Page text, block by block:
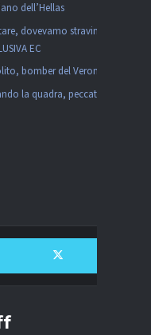
dell’Hellas
dovevamo stravincere il
EC
bomber del Verona
la quadra, peccato